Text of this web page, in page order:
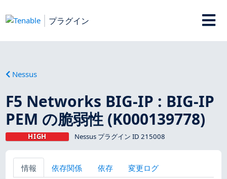
プラグイン
Nessus
F5 Networks BIG-IP : BIG-IP
PEM の脆弱性 (K000139778)
HIGH Nessus プラグイン ID 215008
情報 依存関係 依存 変更ログ